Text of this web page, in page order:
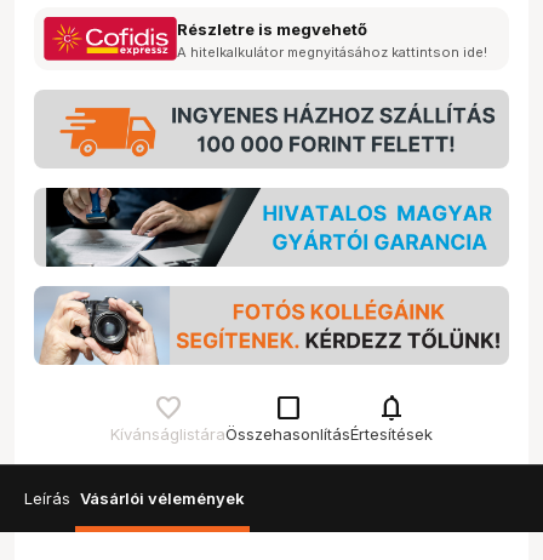
Részletre is megvehető
A hitelkalkulátor megnyitásához kattintson ide!
Kívánságlistára
check_box_outline_blank
Összehasonlítás
notifications
Értesítések
Leírás Vásárlói vélemények